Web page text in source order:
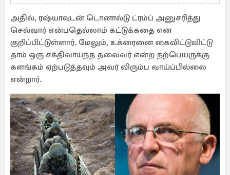
அதில், ரஷ்யாவுடன் டொனால்டு ட்ரம்ப் அனுசரித்து
செல்வார் என்பதெல்லாம் கட்டுக்கதை என
குறிப்பிட்டுள்ளார். மேலும், உக்ரைனை கைவிட்டுவிட்டு
தாம் ஒரு சக்திவாய்ந்த தலைவர் என்ற நற்பெயருக்கு
களங்கம் ஏற்படுத்தவும் அவர் விரும்ப வாய்ப்பில்லை
என்றார்.